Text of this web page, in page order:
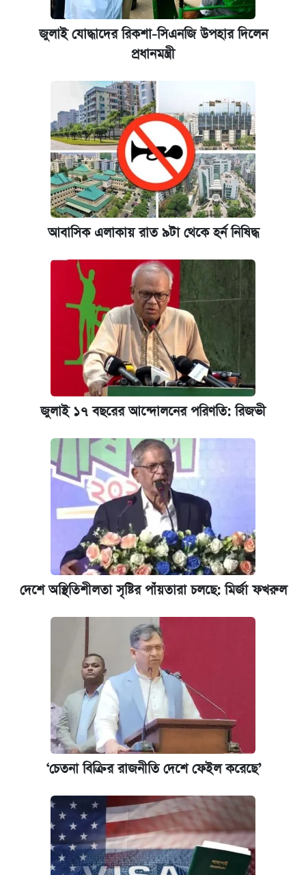
আজকের বাজারে স্বর্ণের দাম (৬ আগস্ট)
আবেদন শুরু
জুলাই যোদ্ধাদের রিকশা-সিএনজি উপহার দিলেন
প্রধানমন্ত্রী
আবাসিক এলাকায় রাত ৯টা থেকে হর্ন নিষিদ্ধ
জুলাই ১৭ বছরের আন্দোলনের পরিণতি: রিজভী
দেশে অস্থিতিশীলতা সৃষ্টির পাঁয়তারা চলছে: মির্জা ফখরুল
‘চেতনা বিক্রির রাজনীতি দেশে ফেইল করেছে’